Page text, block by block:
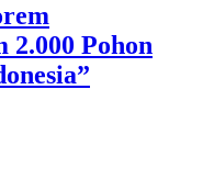
2.000 Pohon